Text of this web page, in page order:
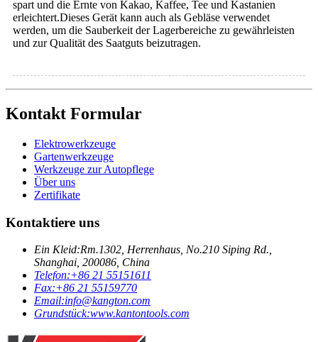
spart und die Ernte von Kakao, Kaffee, Tee und Kastanien
erleichtert.Dieses Gerät kann auch als Gebläse verwendet
werden, um die Sauberkeit der Lagerbereiche zu gewährleisten
und zur Qualität des Saatguts beizutragen.
Kontakt Formular
Elektrowerkzeuge
Gartenwerkzeuge
Werkzeuge zur Autopflege
Über uns
Zertifikate
Kontaktiere uns
Ein Kleid:Rm.1302, Herrenhaus, No.210 Siping Rd.,
Shanghai, 200086, China
Telefon:+86 21 55151611
Fax:+86 21 55159770
Email:info@kangton.com
Grundstück:www.kantontools.com